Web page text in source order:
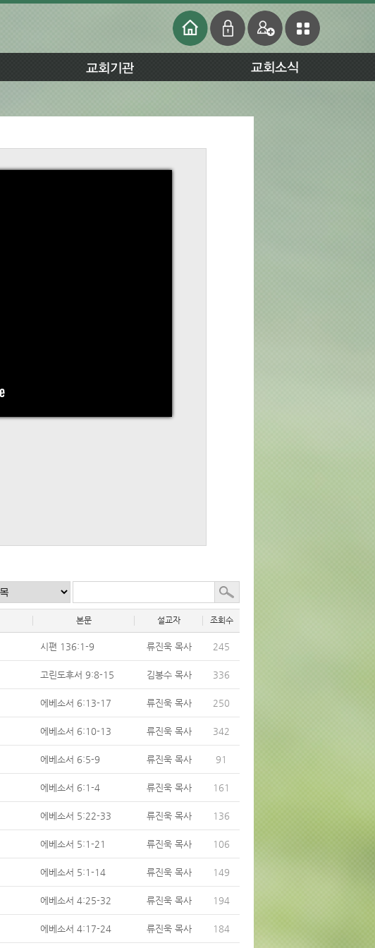
본문 설교자 조회수
시편 136:1-9 류진욱 목사 245
고린도후서 9:8-15 김봉수 목사 336
에베소서 6:13-17 류진욱 목사 250
에베소서 6:10-13 류진욱 목사 342
에베소서 6:5-9 류진욱 목사 91
에베소서 6:1-4 류진욱 목사 161
에베소서 5:22-33 류진욱 목사 136
에베소서 5:1-21 류진욱 목사 106
에베소서 5:1-14 류진욱 목사 149
에베소서 4:25-32 류진욱 목사 194
에베소서 4:17-24 류진욱 목사 184